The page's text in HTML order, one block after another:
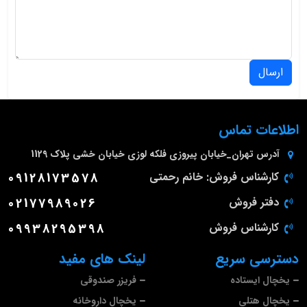
ارسال
لینک های مفید
فریزر صندوقی
یخچال داروخانه
دسترسی سریع
یخچال ایستاده
یخچال هتلی
اطلاعات تماس
آدرس تهران_خیابان پیروزی فلکه لوزی خیابان خشی پلاک 1129
کارشناس فروش: خانم رحمتی 09128173578
دفتر فروش 02177989026
کارشناس فروش 09938295398